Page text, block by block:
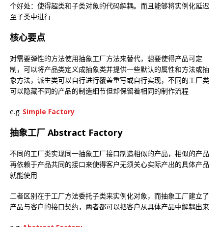
个好处：使得超类和子类对象的代码解耦。而且能够将实例化延迟
至子类中进行
核心要点
对需要弹性的方法使用抽象工厂方法来替代，想要使得产品可定
制，可以将产品类定义成抽象类并提供一些默认的属性和方法或抽
象方法，派生类可以自行进行覆盖重写或自行实现，不同的工厂类
可以隐藏不同的产品的制造细节但却保留着相同的制作流程
e.g: Simple Factory
抽象工厂 Abstract Factory
不同的工厂类实现同一抽象工厂接口制造相似的产品，相似的产品
再依赖于产品共同的接口来使得客户无须关心实际产出的具体产品
就能使用
二者区别在于工厂方法委托子类来实例化对象，而抽象工厂建立了
产品与客户的接口契约，两者都可以把客户从具体产品中解耦出来